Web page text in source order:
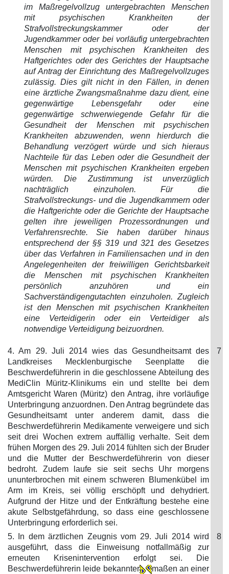
im Maßregelvollzug untergebrachten Menschen
mit psychischen Krankheiten der
Strafvollstreckungskammer oder der
Jugendkammer oder bei vorläufig untergebrachten
Menschen mit psychischen Krankheiten des
Haftgerichtes oder des Gerichtes der Hauptsache
auf Antrag der Einrichtung des Maßregelvollzuges
zulässig. Dies gilt nicht in den Fällen, in denen
eine ärztliche Zwangsmaßnahme dazu dient, eine
gegenwärtige Lebensgefahr oder eine
gegenwärtige schwerwiegende Gefahr für die
Gesundheit der Menschen mit psychischen
Krankheiten abzuwenden, wenn hierdurch die
Behandlung verzögert würde und sich hieraus
Nachteile für das Leben oder die Gesundheit der
Menschen mit psychischen Krankheiten ergeben
würden. Die Zustimmung ist unverzüglich
nachträglich einzuholen. Für die
Strafvollstreckungs- und die Jugendkammern oder
die Haftgerichte oder die Gerichte der Hauptsache
gelten ihre jeweiligen Prozessordnungen und
Verfahrensrechte. Sie haben darüber hinaus
entsprechend der §§ 319 und 321 des Gesetzes
über das Verfahren in Familiensachen und in den
Angelegenheiten der freiwilligen Gerichtsbarkeit
die Menschen mit psychischen Krankheiten
persönlich anzuhören und ein
Sachverständigengutachten einzuholen. Zugleich
ist den Menschen mit psychischen Krankheiten
eine Verteidigerin oder ein Verteidiger als
notwendige Verteidigung beizuordnen.
4. Am 29. Juli 2014 wies das Gesundheitsamt des
Landkreises Mecklenburgische Seenplatte die
Beschwerdeführerin in die geschlossene Abteilung des
MediClin Müritz-Klinikums ein und stellte bei dem
Amtsgericht Waren (Müritz) den Antrag, ihre vorläufige
Unterbringung anzuordnen. Den Antrag begründete das
Gesundheitsamt unter anderem damit, dass die
Beschwerdeführerin Medikamente verweigere und sich
seit drei Wochen extrem auffällig verhalte. Seit dem
frühen Morgen des 29. Juli 2014 fühlten sich der Bruder
und die Mutter der Beschwerdeführerin von dieser
bedroht. Zudem laufe sie seit sechs Uhr morgens
ununterbrochen mit einem schweren Blumenkübel im
Arm im Kreis, sei völlig erschöpft und dehydriert.
Aufgrund der Hitze und der Entkräftung bestehe eine
akute Selbstgefährdung, so dass eine geschlossene
Unterbringung erforderlich sei.
7
5. In dem ärztlichen Zeugnis vom 29. Juli 2014 wird
ausgeführt, dass die Einweisung notfallmäßig zur
erneuten Krisenintervention erfolgt sei. Die
Beschwerdeführerin leide bekannter
maßen an einer
8